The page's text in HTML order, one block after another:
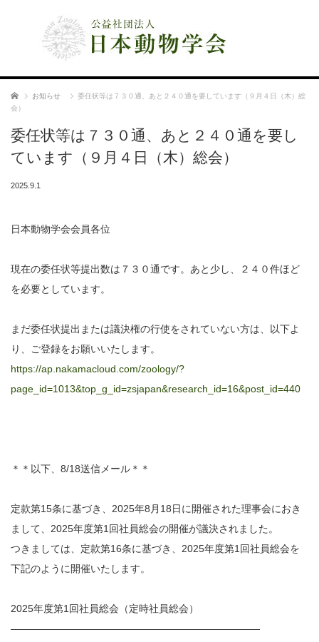
ホーム お知らせ
委任状等は７３０通、あと２４０通を要しています（９月４日（木）総
会）
委任状等は７３０通、あと２４０通を要し
ています（９月４日（木）総会）
2025.9.1
日本動物学会会員各位
現在の委任状等提出数は７３０通です。あと少し、２４０件ほど
を必要としています。
まだ委任状提出または議決権の行使をされていない方は、以下よ
り、ご登録をお願いいたします。
https://ap.nakamacloud.com/zoology/?
page_id=1013&top_g_id=zsjapan&research_id=16&post_id=440
＊＊以下、8/18送信メール＊＊
定款第15条に基づき、2025年8月18日に開催された理事会におき
まして、2025年度第1回社員総会の開催が議決されました。
つきましては、定款第16条に基づき、2025年度第1回社員総会を
下記のように開催いたします。
2025年度第1回社員総会（定時社員総会）
—————————————————————————